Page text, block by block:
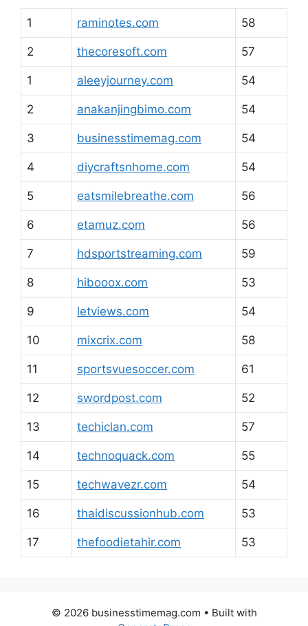
1 raminotes.com 58
2 thecoresoft.com 57
1 aleeyjourney.com 54
2 anakanjingbimo.com 54
3 businesstimemag.com 54
4 diycraftsnhome.com 54
5 eatsmilebreathe.com 56
6 etamuz.com 56
7 hdsportstreaming.com 59
8 hibooox.com 53
9 letviews.com 54
10 mixcrix.com 58
11 sportsvuesoccer.com 61
12 swordpost.com 52
13 techiclan.com 57
14 technoquack.com 55
15 techwavezr.com 54
16 thaidiscussionhub.com 53
17 thefoodietahir.com 53
© 2026 businesstimemag.com • Built with